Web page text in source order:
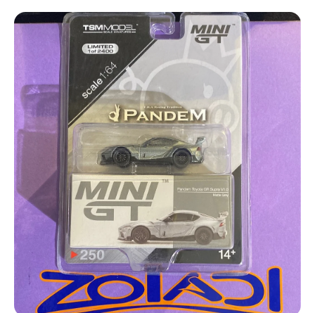
Ir directamente a la información del producto